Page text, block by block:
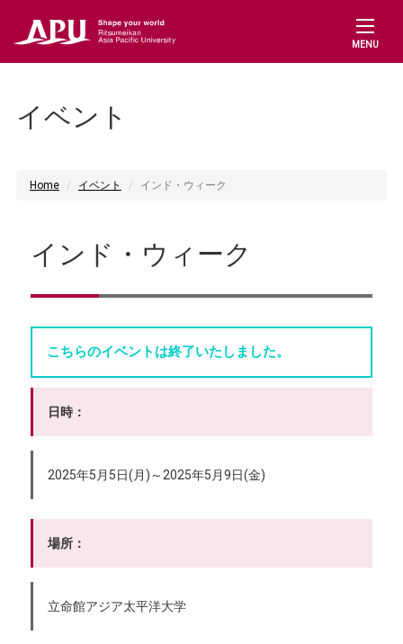
MENU
イベント
Home イベント インド・ウィーク
インド・ウィーク
こちらのイベントは終了いたしました。
日時：
2025年5月5日(月)～2025年5月9日(金)
場所：
立命館アジア太平洋大学